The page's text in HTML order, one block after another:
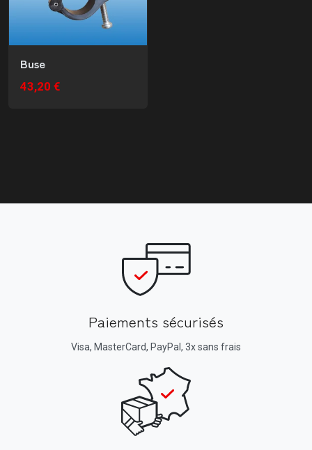
Buse
43,20 €
Paiements sécurisés
Visa, MasterCard, PayPal, 3x sans frais